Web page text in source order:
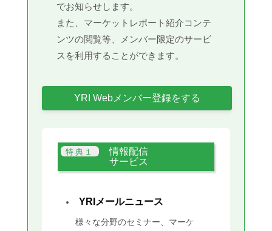
でお知らせします。
また、マーケットレポート紹介コンテ
ンツの閲覧等、メンバー限定のサービ
スを利用することができます。
YRI Webメンバー登録をする
情報配信
サービス
YRIメールニュース
様々な分野のセミナー、マーケ